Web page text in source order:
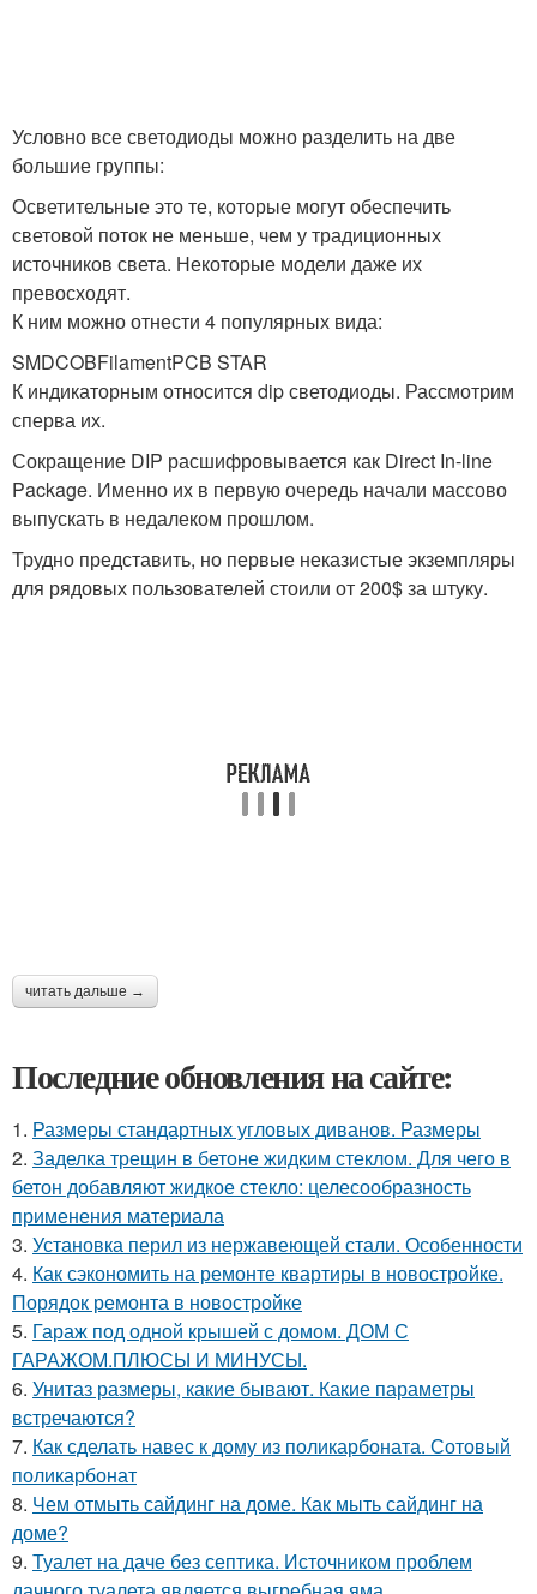
Условно все светодиоды можно разделить на две
большие группы:
Осветительные это те, которые могут обеспечить
световой поток не меньше, чем у традиционных
источников света. Некоторые модели даже их
превосходят.
К ним можно отнести 4 популярных вида:
SMDCOBFilamentPCB STAR
К индикаторным относится dip светодиоды. Рассмотрим
сперва их.
Сокращение DIP расшифровывается как Direct In-line
Package. Именно их в первую очередь начали массово
выпускать в недалеком прошлом.
Трудно представить, но первые неказистые экземпляры
для рядовых пользователей стоили от 200$ за штуку.
читать дальше →
Последние обновления на сайте:
1. Размеры стандартных угловых диванов. Размеры
2. Заделка трещин в бетоне жидким стеклом. Для чего в
бетон добавляют жидкое стекло: целесообразность
применения материала
3. Установка перил из нержавеющей стали. Особенности
4. Как сэкономить на ремонте квартиры в новостройке.
Порядок ремонта в новостройке
5. Гараж под одной крышей с домом. ДОМ С
ГАРАЖОМ.ПЛЮСЫ И МИНУСЫ.
6. Унитаз размеры, какие бывают. Какие параметры
встречаются?
7. Как сделать навес к дому из поликарбоната. Сотовый
поликарбонат
8. Чем отмыть сайдинг на доме. Как мыть сайдинг на
доме?
9. Туалет на даче без септика. Источником проблем